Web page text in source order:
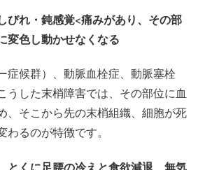
びれ・鈍感覚<痛みがあり、その部
変色し動かせなくなる
症候群）、動脈血栓症、動脈塞栓
うした末梢障害では、その部位に血
、そこから先の末梢組織、細胞が死
るのが特徴です。
とくに足腰の冷えと食欲減退、無気